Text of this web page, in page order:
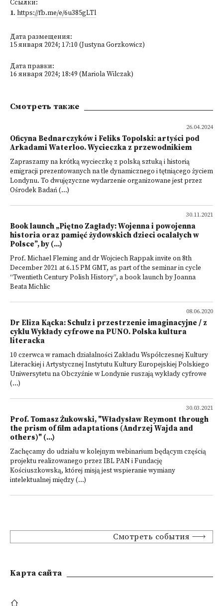
Ссылки:
1. https://fb.me/e/6u385gLTl
Дата размещения:
15 января 2024; 17:10 (Justyna Gorzkowicz)
Дата правки:
16 января 2024; 18:49 (Mariola Wilczak)
Смотреть также
26.04.2024
Oficyna Bednarczyków i Feliks Topolski: artyści pod
Arkadami Waterloo. Wycieczka z przewodnikiem
Zapraszamy na krótką wycieczkę z polską sztuką i historią
emigracji prezentowanych na tle dynamicznego i tętniącego życiem
Londynu. To dwujęzyczne wydarzenie organizowane jest przez
Ośrodek Badań (...)
30.11.2021
Book launch „Piętno Zagłady: Wojenna i powojenna
historia oraz pamięć żydowskich dzieci ocalałych w
Polsce”, by (...)
Prof. Michael Fleming and dr Wojciech Rappak invite on 8th
December 2021 at 6.15 PM GMT, as part of the seminar in cycle
“Twentieth Century Polish History”, a book launch by Joanna
Beata Michlic
08.06.2020
Dr Eliza Kącka: Schulz i przestrzenie imaginacyjne / z
cyklu Wykłady cyfrowe na PUNO. Polska kultura
literacka
10 czerwca w ramach działalności Zakładu Współczesnej Kultury
Literackiej i Artystycznej Instytutu Kultury Europejskiej Polskiego
Uniwersytetu na Obczyźnie w Londynie ruszają wykłady cyfrowe
(...)
30.03.2021
Prof. Tomasz Żukowski, "Władysław Reymont through
the prism of film adaptations (Andrzej Wajda and
others)" (...)
Zachęcamy do udziału w kolejnym webinarium będącym częścią
projektu realizowanego przez IBL PAN i Fundację
Kościuszkowską, której misją jest wspieranie wymiany
intelektualnej między (...)
Смотреть события
Kарта сайта